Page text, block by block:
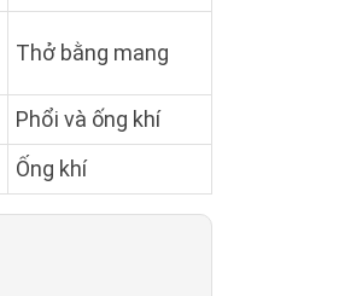
Thở bằng mang
Phổi và ống khí
Ống khí